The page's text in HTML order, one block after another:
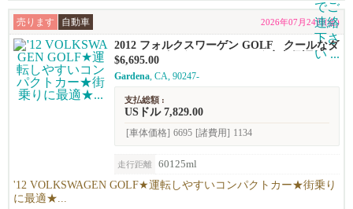
売ります 自動車 2026年07月24日(金)
2012 フォルクスワーゲン GOLF クールなダ
ークネイビー☆ハッチバック★安心保証付き
★
$6,695.00
Gardena, CA, 90247-
支払総額 :
USドル 7,829.00
[車体価格] 6695 [諸費用] 1134
走行距離 60125ml
'12 VOLKSWAGEN GOLF★運転しやすいコンパクトカー★街乗り
に最適★...